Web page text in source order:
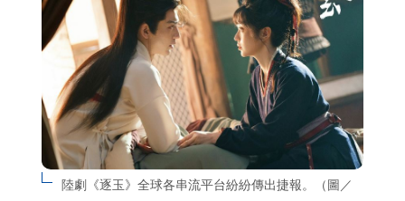
陸劇《逐玉》全球各串流平台紛紛傳出捷報。（圖／